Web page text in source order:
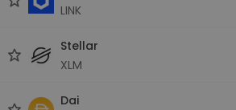
LINK
Stellar
XLM
Dai